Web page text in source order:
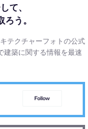
て、
う。
テクチャーフォトの公式
建築に関する情報を最速
Follow